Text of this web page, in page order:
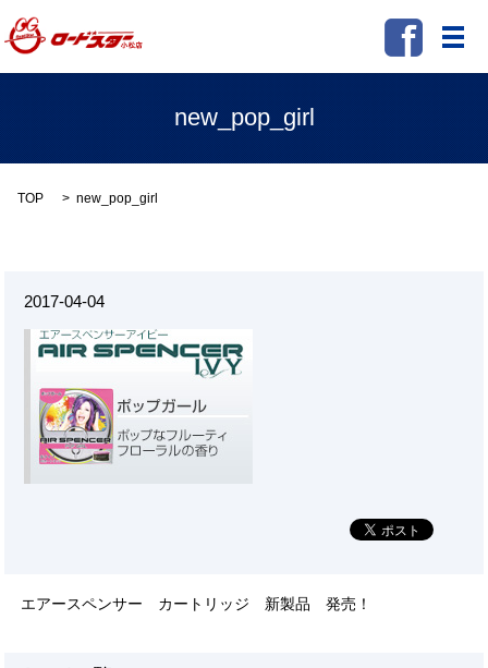
メ
new_pop_girl
TOP new_pop_girl
2017-04-04
エアースペンサー カートリッジ 新製品 発売！